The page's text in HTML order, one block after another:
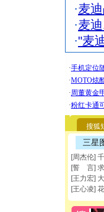
·麦
·麦
·"麦
搜狐
三星
[周杰伦]
[誓 言]
[王力宏]
[王心凌]